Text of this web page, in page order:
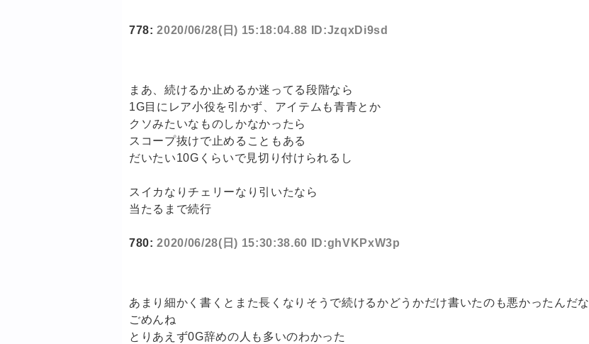
778:2020/06/28(日) 15:18:04.88 ID:JzqxDi9sd
まあ、続けるか止めるか迷ってる段階なら
1G目にレア小役を引かず、アイテムも青青とか
クソみたいなものしかなかったら
スコープ抜けで止めることもある
だいたい10Gくらいで見切り付けられるし
スイカなりチェリーなり引いたなら
当たるまで続行
780:2020/06/28(日) 15:30:38.60 ID:ghVKPxW3p
あまり細かく書くとまた長くなりそうで続けるかどうかだけ書いたのも悪かったんだな
ごめんね
とりあえず0G辞めの人も多いのわかった